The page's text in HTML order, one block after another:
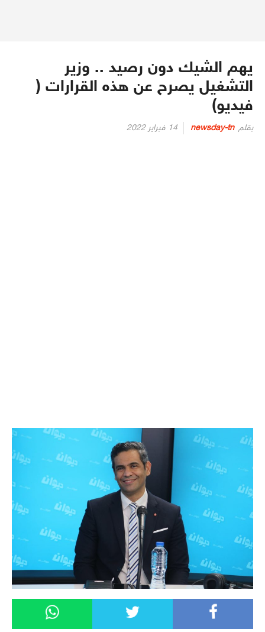
يهم الشيك دون رصيد .. وزير
التشغيل يصرح عن هذه القرارات (
فيديو)
بقلم newsday-tn
Posted
14 فبراير 2022